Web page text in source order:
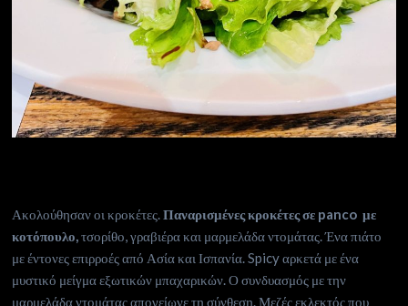
Ακολούθησαν οι κροκέτες.Παναρισμένες κροκέτες σε panco με
κοτόπουλο,τσορίθο, γραβιέρα και μαρμελάδα ντομάτας. Ένα πιάτο
με έντονες επιρροές από Ασία και Ισπανία. Spicy αρκετά με ένα
μυστικό μείγμα εξωτικών μπαχαρικών. Ο συνδυασμός με την
μαρμελάδα ντομάτας απογείωνε τη σύνθεση. Μεζές εκλεκτός που